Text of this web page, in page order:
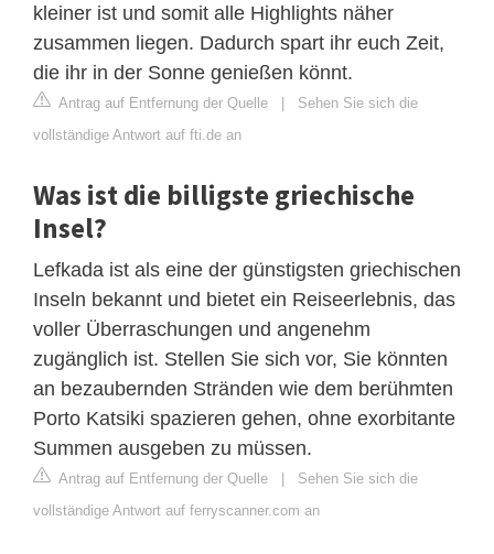
kleiner ist und somit alle Highlights näher
zusammen liegen. Dadurch spart ihr euch Zeit,
die ihr in der Sonne genießen könnt.
Antrag auf Entfernung der Quelle | Sehen Sie sich die
vollständige Antwort auf fti.de an
Was ist die billigste griechische
Insel?
Lefkada ist als eine der günstigsten griechischen
Inseln bekannt und bietet ein Reiseerlebnis, das
voller Überraschungen und angenehm
zugänglich ist. Stellen Sie sich vor, Sie könnten
an bezaubernden Stränden wie dem berühmten
Porto Katsiki spazieren gehen, ohne exorbitante
Summen ausgeben zu müssen.
Antrag auf Entfernung der Quelle | Sehen Sie sich die
vollständige Antwort auf ferryscanner.com an